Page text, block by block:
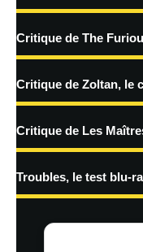
traitées
Critique de The
Critique de Zoltan, le
Critique de Les
Troubles, le test blu-